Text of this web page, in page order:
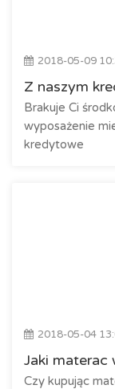
2018-05-09
Z naszym
Brakuje Ci
wyposażenie
kredytowe
2018-05-04
Jaki materac
Czy kupując